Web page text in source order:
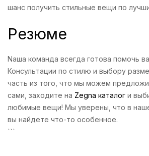
шанс получить стильные вещи по
Резюме
Nаша команда всегда готова помочь
Консультации по стилю и выбору
часть из того, что мы можем
сами, заходите на Zegna каталог и
любимые вещи! Мы уверены, что в
вы найдете что-то особенное.
```